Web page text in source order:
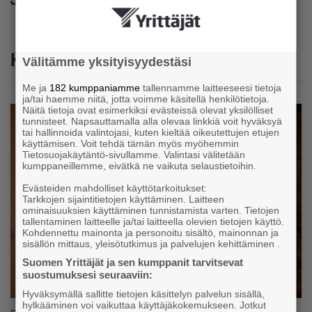
Katso myös
Välitämme yksityisyydestäsi
Me ja 182 kumppaniamme tallennamme laitteeseesi tietoja
ja/tai haemme niitä, jotta voimme käsitellä henkilötietoja.
Näitä tietoja ovat esimerkiksi evästeissä olevat yksilölliset
tunnisteet. Napsauttamalla alla olevaa linkkiä voit hyväksyä
tai hallinnoida valintojasi, kuten kieltää oikeutettujen etujen
käyttämisen. Voit tehdä tämän myös myöhemmin
Tietosuojakäytäntö-sivullamme. Valintasi välitetään
kumppaneillemme, eivätkä ne vaikuta selaustietoihin.
Evästeiden mahdolliset käyttötarkoitukset:
Tarkkojen sijaintitietojen käyttäminen. Laitteen
ominaisuuksien käyttäminen tunnistamista varten. Tietojen
tallentaminen laitteelle ja/tai laitteella olevien tietojen käyttö.
Kohdennettu mainonta ja personoitu sisältö, mainonnan ja
sisällön mittaus, yleisötutkimus ja palvelujen kehittäminen .
Suomen Yrittäjät ja sen kumppanit tarvitsevat
suostumuksesi seuraaviin:
Hyväksymällä sallitte tietojen käsittelyn palvelun sisällä,
hylkääminen voi vaikuttaa käyttäjäkokemukseen. Jotkut